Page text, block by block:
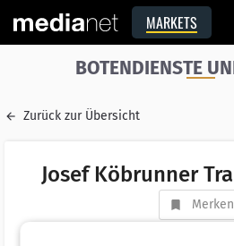
MARKETS
BOTENDIENSTE
Zurück zur Übersicht
Josef Köbrunner
Merken